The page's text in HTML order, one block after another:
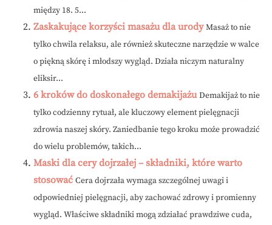
między 18. 5...
Zaskakujące korzyści masażu dla urody Masaż to nie
tylko chwila relaksu, ale również skuteczne narzędzie w walce
o piękną skórę i młodszy wygląd. Działa niczym naturalny
eliksir...
6 kroków do doskonałego demakijażu Demakijaż to nie
tylko codzienny rytuał, ale kluczowy element pielęgnacji
zdrowia naszej skóry. Zaniedbanie tego kroku może prowadzić
do wielu problemów, takich...
Maski dla cery dojrzałej – składniki, które warto
stosować Cera dojrzała wymaga szczególnej uwagi i
odpowiedniej pielęgnacji, aby zachować zdrowy i promienny
wygląd. Właściwe składniki mogą zdziałać prawdziwe cuda,